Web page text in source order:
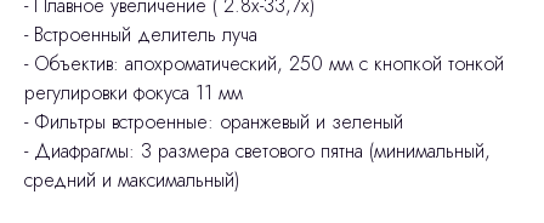
- Плавное увеличение ( 2.8х-33,7х)
- Встроенный делитель луча
- Объектив: апохроматический, 250 мм с кнопкой тонкой
регулировки фокуса 11 мм
- Фильтры встроенные: оранжевый и зеленый
- Диафрагмы: 3 размера светового пятна (минимальный,
средний и максимальный)